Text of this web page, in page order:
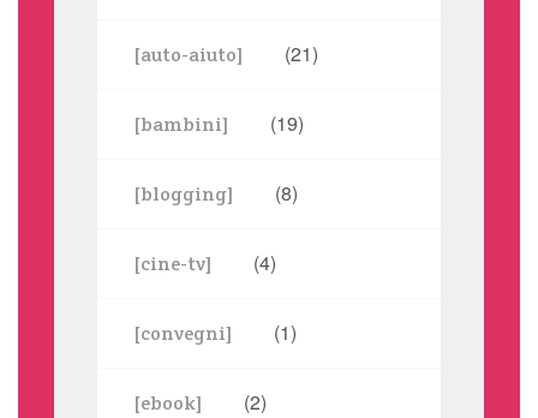
[auto-aiuto] (21)
[bambini] (19)
[blogging] (8)
[cine-tv] (4)
[convegni] (1)
[ebook] (2)